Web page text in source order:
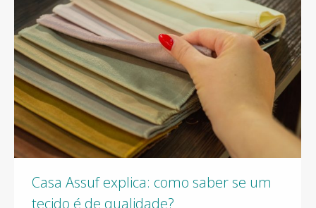
Casa Assuf explica: como saber se um
tecido é de qualidade?